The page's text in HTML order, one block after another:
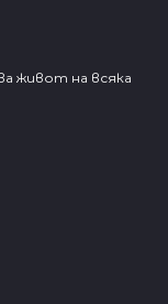
живот на всяка